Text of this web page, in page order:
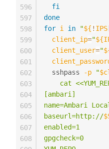
fi
done
for i in "${ ! IPS
client_ip="
client_user="
  sshpass
-p "
cat
[ambari]
name=Ambari
baseurl=http://
enabled=1
gpgcheck=0
596
597
598
599
600
601
602
603
604
605
606
607
608